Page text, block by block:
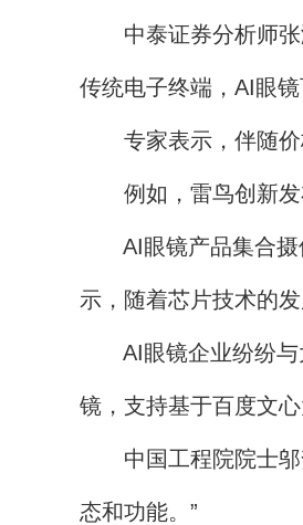
中泰证券分析师张
传统电子终端，AI眼
专家表示，伴随价
例如，雷鸟创新发布
AI眼镜产品集合摄
示，随着芯片技术的
AI眼镜企业纷纷与大
镜，支持基于百度文
中国工程院院士邬
态和功能。”